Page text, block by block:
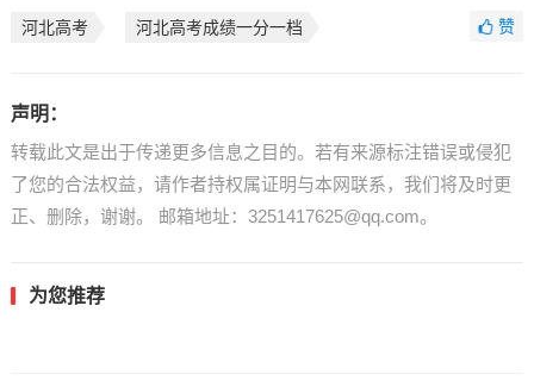
河北高考 河北高考成绩一分一档 赞
声明：
转载此文是出于传递更多信息之目的。若有来源标注错误或侵犯
了您的合法权益，请作者持权属证明与本网联系，我们将及时更
正、删除，谢谢。 邮箱地址：3251417625@qq.com。
为您推荐